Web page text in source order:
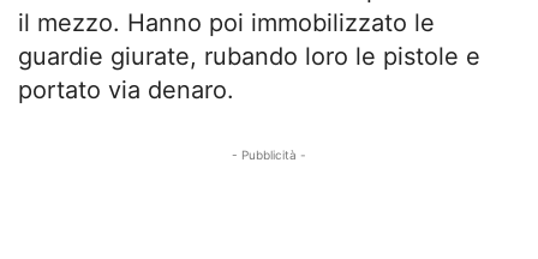
il mezzo. Hanno poi immobilizzato le
guardie giurate, rubando loro le pistole e
portato via denaro.
- Pubblicità -